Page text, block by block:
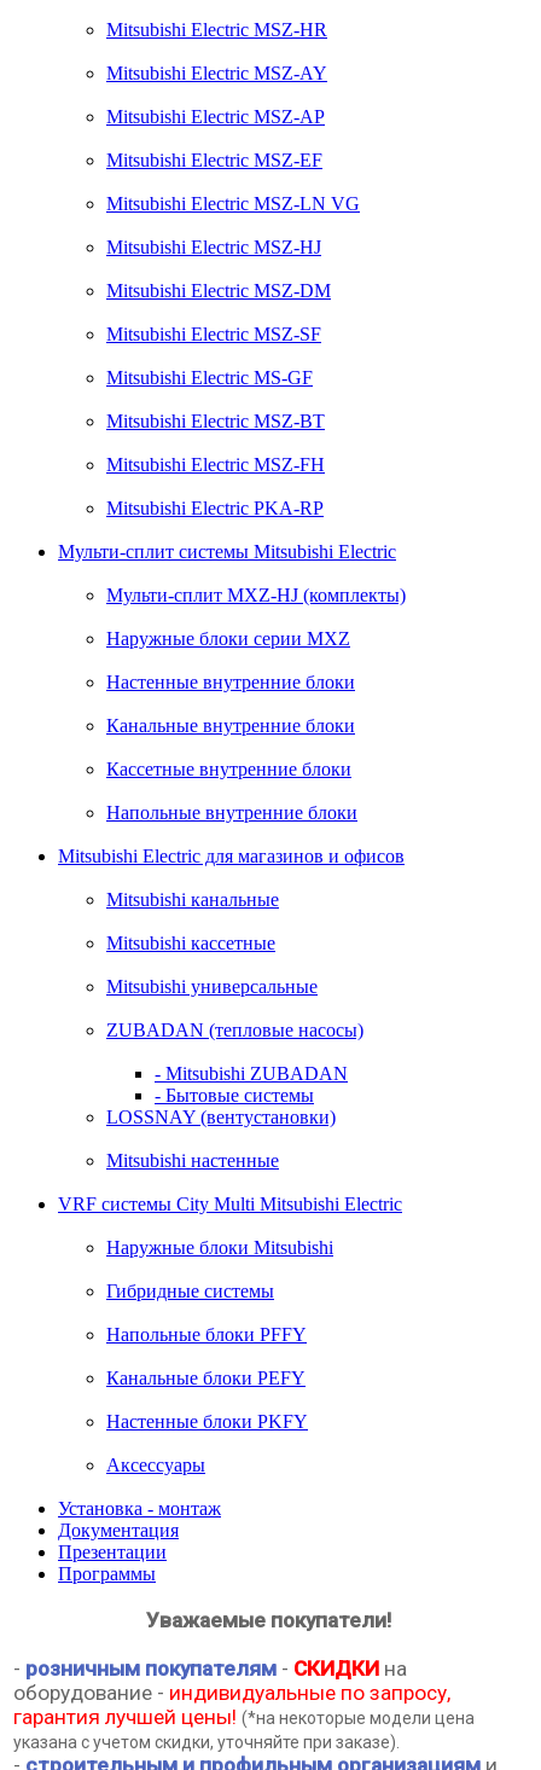
Mitsubishi Electric MSZ-HR
Mitsubishi Electric MSZ-AY
Mitsubishi Electric MSZ-AP
Mitsubishi Electric MSZ-EF
Mitsubishi Electric MSZ-LN VG
Mitsubishi Electric MSZ-HJ
Mitsubishi Electric MSZ-DM
Mitsubishi Electric MSZ-SF
Mitsubishi Electric MS-GF
Mitsubishi Electric MSZ-BT
Mitsubishi Electric MSZ-FH
Mitsubishi Electric PKA-RP
Мульти-сплит системы Mitsubishi Electric
Мульти-сплит MXZ-HJ (комплекты)
Наружные блоки серии MXZ
Настенные внутренние блоки
Канальные внутренние блоки
Кассетные внутренние блоки
Напольные внутренние блоки
Mitsubishi Electric для магазинов и офисов
Mitsubishi канальные
Mitsubishi кассетные
Mitsubishi универсальные
ZUBADAN (тепловые насосы)
- Mitsubishi ZUBADAN
- Бытовые системы
LOSSNAY (вентустановки)
Mitsubishi настенные
VRF системы City Multi Mitsubishi Electric
Наружные блоки Mitsubishi
Гибридные системы
Напольные блоки PFFY
Канальные блоки PEFY
Настенные блоки PKFY
Аксессуары
Установка - монтаж
Документация
Презентации
Программы
Уважаемые покупатели!
- розничным покупателям - СКИДКИ на
оборудование - индивидуальные по запросу,
гарантия лучшей цены! (*на некоторые модели цена
указана с учетом скидки, уточняйте при заказе).